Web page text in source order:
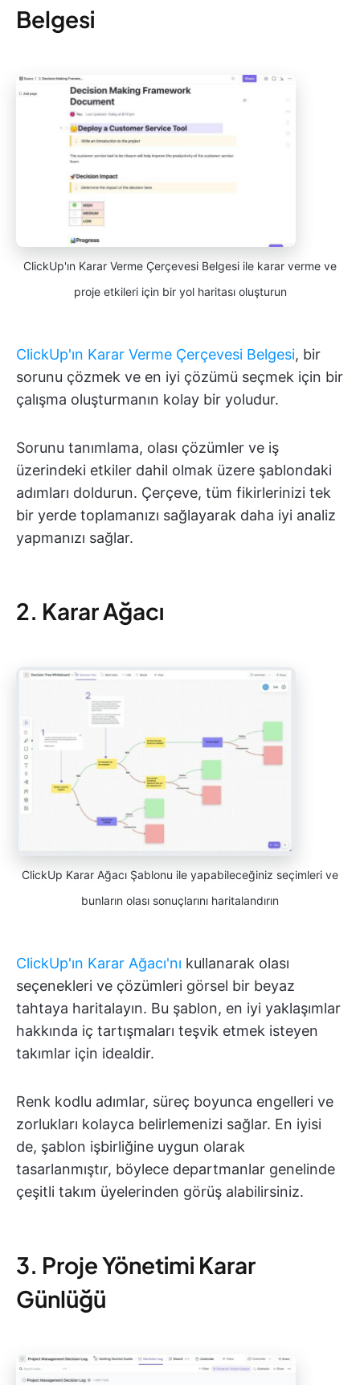
Belgesi
ClickUp'ın Karar Verme Çerçevesi Belgesi ile karar verme ve
proje etkileri için bir yol haritası oluşturun
ClickUp'ın Karar Verme Çerçevesi Belgesi, bir
sorunu çözmek ve en iyi çözümü seçmek için bir
çalışma oluşturmanın kolay bir yoludur.
Sorunu tanımlama, olası çözümler ve iş
üzerindeki etkiler dahil olmak üzere şablondaki
adımları doldurun. Çerçeve, tüm fikirlerinizi tek
bir yerde toplamanızı sağlayarak daha iyi analiz
yapmanızı sağlar.
2. Karar Ağacı
ClickUp Karar Ağacı Şablonu ile yapabileceğiniz seçimleri ve
bunların olası sonuçlarını haritalandırın
ClickUp'ın Karar Ağacı'nı kullanarak olası
seçenekleri ve çözümleri görsel bir beyaz
tahtaya haritalayın. Bu şablon, en iyi yaklaşımlar
hakkında iç tartışmaları teşvik etmek isteyen
takımlar için idealdir.
Renk kodlu adımlar, süreç boyunca engelleri ve
zorlukları kolayca belirlemenizi sağlar. En iyisi
de, şablon işbirliğine uygun olarak
tasarlanmıştır, böylece departmanlar genelinde
çeşitli takım üyelerinden görüş alabilirsiniz.
3. Proje Yönetimi Karar
Günlüğü